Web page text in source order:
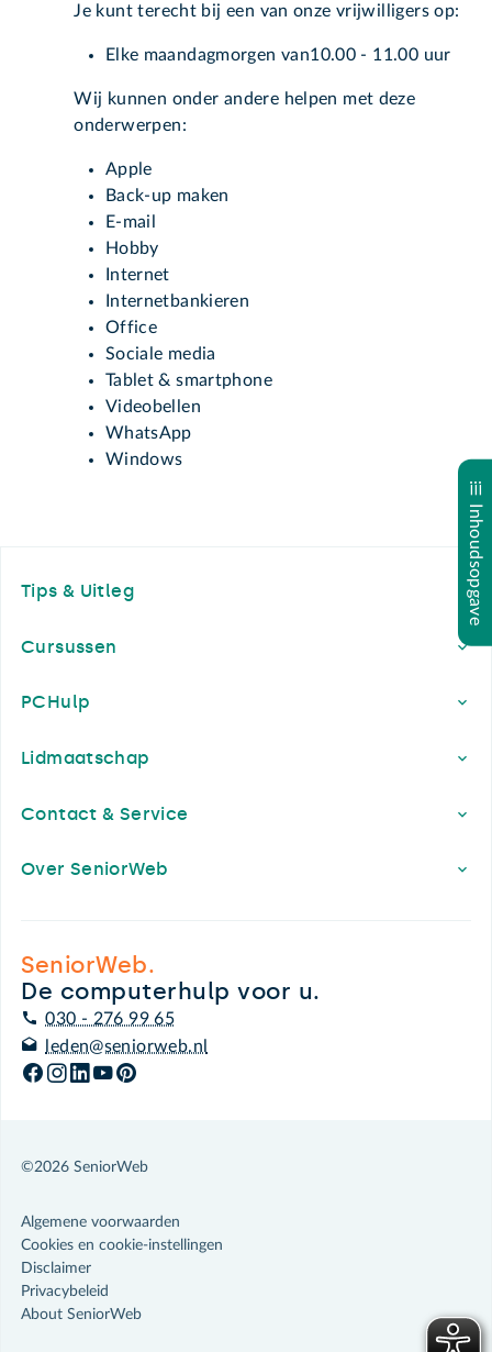
Inhoudsopgave
Je kunt terecht bij een van onze vrijwilligers op:
Elke maandagmorgen van10.00 - 11.00 uur
Wij kunnen onder andere helpen met deze
onderwerpen:
Apple
Back-up maken
E-mail
Hobby
Internet
Internetbankieren
Office
Sociale media
Tablet & smartphone
Videobellen
WhatsApp
Windows
Tips & Uitleg
Cursussen
PCHulp
Lidmaatschap
Contact & Service
Over SeniorWeb
SeniorWeb.
De computerhulp voor u.
030 - 276 99 65
leden@seniorweb.nl
©2026 SeniorWeb
Algemene voorwaarden
Cookies en cookie-instellingen
Disclaimer
Privacybeleid
About SeniorWeb